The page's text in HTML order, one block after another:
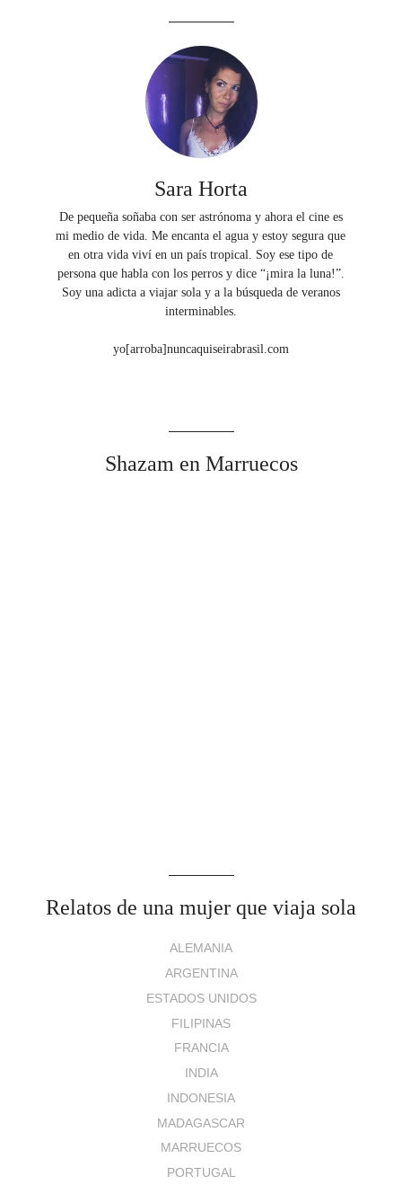
Sara Horta
De pequeña soñaba con ser astrónoma y ahora el cine es
mi medio de vida. Me encanta el agua y estoy segura que
en otra vida viví en un país tropical. Soy ese tipo de
persona que habla con los perros y dice “¡mira la luna!”.
Soy una adicta a viajar sola y a la búsqueda de veranos
interminables.
yo[arroba]nuncaquiseirabrasil.com
Shazam en Marruecos
Relatos de una mujer que viaja sola
ALEMANIA
ARGENTINA
ESTADOS UNIDOS
FILIPINAS
FRANCIA
INDIA
INDONESIA
MADAGASCAR
MARRUECOS
PORTUGAL